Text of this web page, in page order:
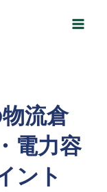
Main
流倉
電力容
ント